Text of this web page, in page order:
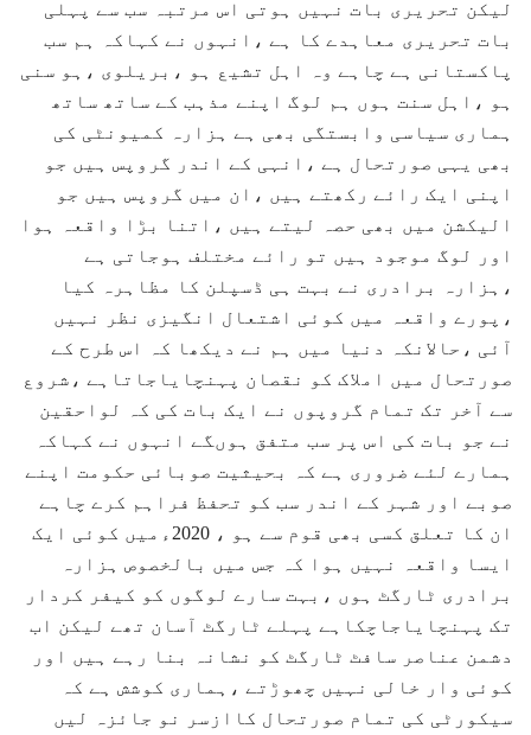
لیکن تحریری بات نہیں ہوتی اس مرتبہ سب سے پہلی
بات تحریری معاہدے کا ہے ،انہوں نے کہاکہ ہم سب
پاکستانی ہے چاہے وہ اہل تشیع ہو ،بریلوی ،ہو سنی
ہو ،اہل سنت ہوں ہم لوگ اپنے مذہب کے ساتھ ساتھ
ہماری سیاسی وابستگی بھی ہے ہزارہ کمیونٹی کی
بھی یہی صورتحال ہے ،انہی کے اندر گروپس ہیں جو
اپنی ایک رائے رکھتے ہیں ،ان میں گروپس ہیں جو
الیکشن میں بھی حصہ لیتے ہیں ،اتنا بڑا واقعہ ہوا
اور لوگ موجود ہیں تو رائے مختلف ہوجاتی ہے
،ہزارہ برادری نے بہت ہی ڈسپلن کا مظاہرہ کیا
،پورے واقعہ میں کوئی اشتعال انگیزی نظر نہیں
آئی ،حالانکہ دنیا میں ہم نے دیکھا کہ اس طرح کے
صورتحال میں املاک کو نقصان پہنچایاجاتاہے ،شروع
سے آخر تک تمام گروپوں نے ایک بات کی کہ لواحقین
نے جو بات کی اس پر سب متفق ہوںگے انہوں نے کہاکہ
ہمارے لئے ضروری ہے کہ بحیثیت صوبائی حکومت اپنے
صوبے اور شہر کے اندر سب کو تحفظ فراہم کرے چاہے
ان کا تعلق کسی بھی قوم سے ہو ، 2020ءمیں کوئی ایک
ایسا واقعہ نہیں ہوا کہ جس میں بالخصوص ہزارہ
برادری ٹارگٹ ہوں ،بہت سارے لوگوں کو کیفر کردار
تک پہنچایاجاچکاہے پہلے ٹارگٹ آسان تھے لیکن اب
دشمن عناصر سافٹ ٹارگٹ کو نشانہ بنا رہے ہیں اور
کوئی وار خالی نہیں چھوڑتے ،ہماری کوشش ہے کہ
سیکورٹی کی تمام صورتحال کاازسر نو جائزہ لیں